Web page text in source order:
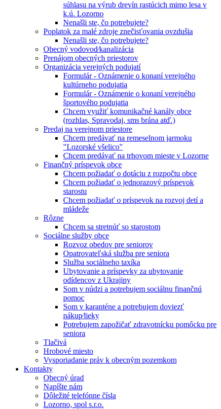
súhlasu na výrub drevín rastúcich mimo lesa v
k.ú. Lozorno
Nenašli ste, čo potrebujete?
Poplatok za malé zdroje znečisťovania ovzdušia
Nenašli ste, čo potrebujete?
Obecný vodovod⁄kanalizácia
Prenájom obecných priestorov
Organizácia verejných podujatí
Formulár - Oznámenie o konaní verejného
kultúrneho podujatia
Formulár - Oznámenie o konaní verejného
športového podujatia
Chcem využiť komunikačné kanály obce
(rozhlas, Spravodaj, sms brána atď.)
Predaj na verejnom priestore
Chcem predávať na remeselnom jarmoku
"Lozorské všelico"
Chcem predávať na trhovom mieste v Lozorne
Finančný príspevok obce
Chcem požiadať o dotáciu z rozpočtu obce
Chcem požiadať o jednorazový príspevok
starostu
Chcem požiadať o príspevok na rozvoj detí a
mládeže
Rôzne
Chcem sa stretnúť so starostom
Sociálne služby obce
Rozvoz obedov pre seniorov
Opatrovateľská služba pre seniora
Služba sociálneho taxíka
Ubytovanie a príspevky za ubytovanie
odídencov z Ukrajiny
Som v núdzi a potrebujem sociálnu finančnú
pomoc
Som v karanténe a potrebujem doviezť
nákup⁄lieky
Potrebujem zapožičať zdravotnícku pomôcku pre
seniora
Tlačivá
Hrobové miesto
Vysporiadanie práv k obecným pozemkom
Kontakty
Obecný úrad
Napíšte nám
Dôležité telefónne čísla
Lozorno, spol s.r.o.